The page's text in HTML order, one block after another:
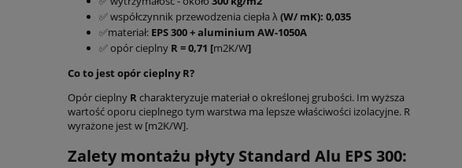
✅ współczynnik przewodzenia ciepła λ(W/ mK): 0,035
✅materiał: EPS 300 + aluminium AW-1050A
✅ opór cieplny R = 0,71 [m2K/W]
Co to jest opór cieplny R?
Opór cieplny Rcharakteryzuje materiał o określonej grubości. Im wyższa
wartość oporu cieplnego tym warstwa ma lepsze właściwości izolacyjne. R
wyrażone jest w [m2K/W].
Zalety montażu płyty Standard Alu EPS 300: